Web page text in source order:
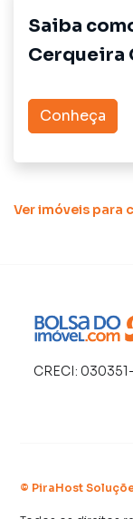
Saiba
Cerqueira
Conheça
Ver imóveis para
CRECI:
© PiraHost